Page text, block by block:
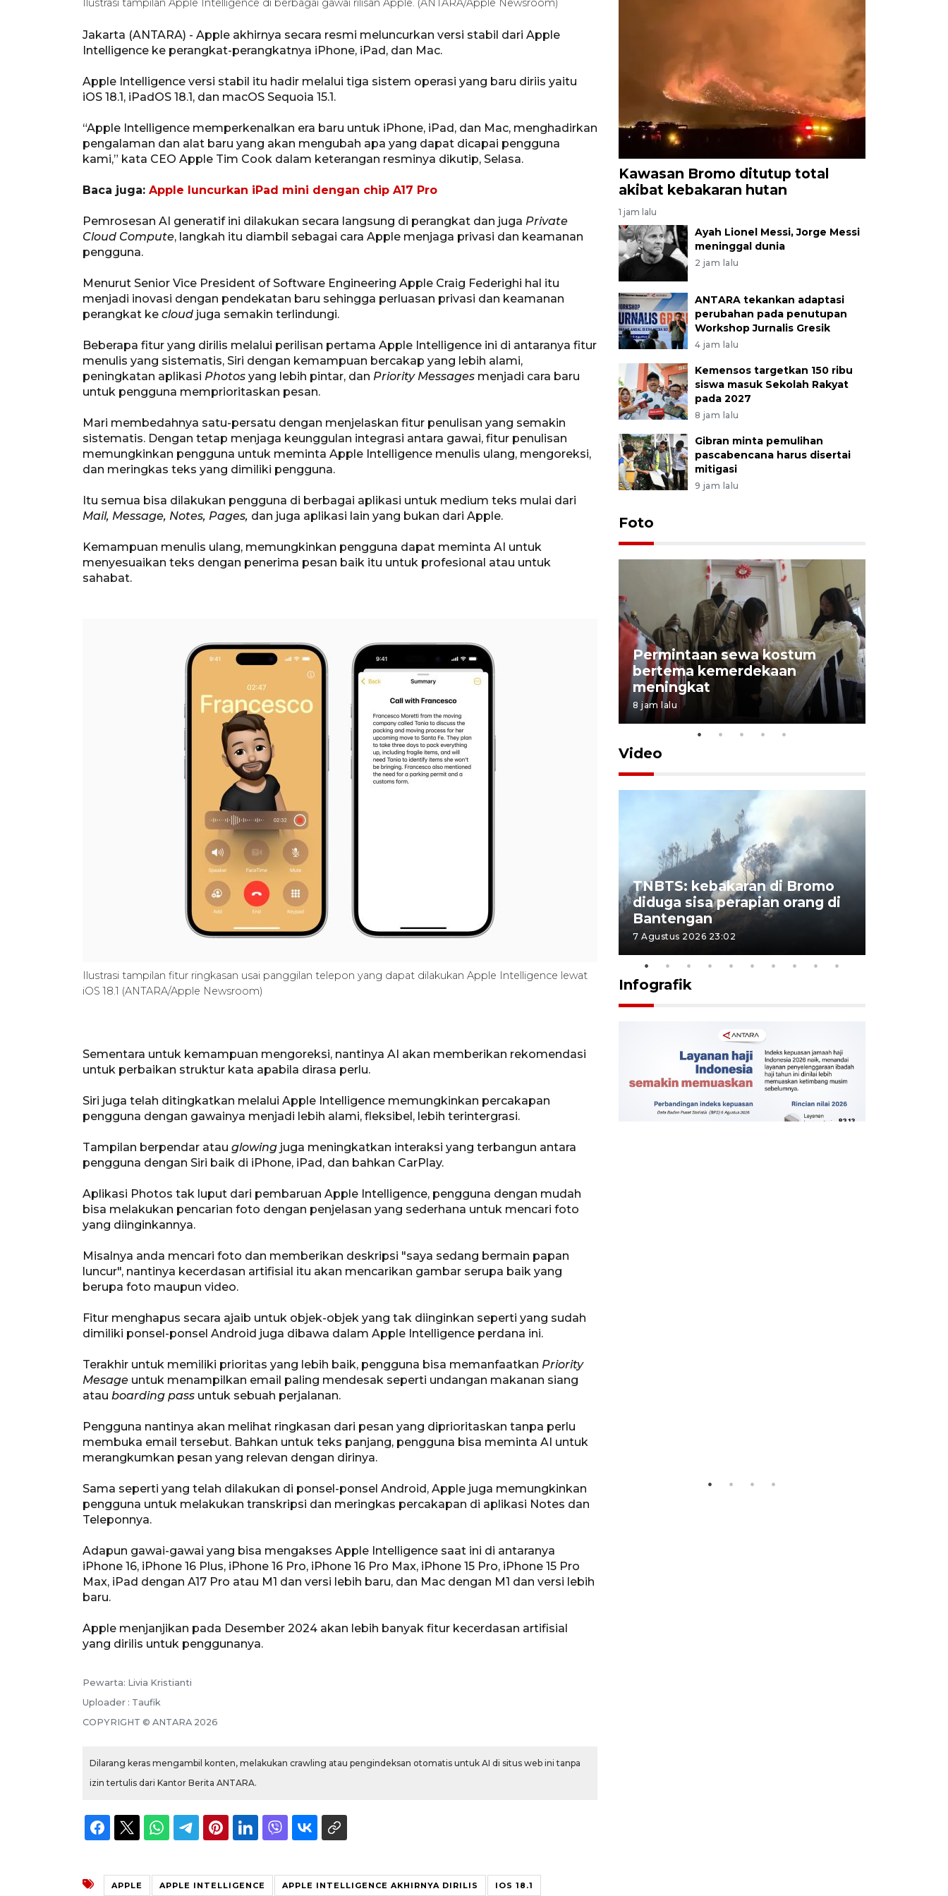
Ilustrasi tampilan Apple Intelligence di berbagai gawai rilisan Apple. (ANTARA/Apple Newsroom)
Jakarta (ANTARA) - Apple akhirnya secara resmi meluncurkan versi stabil dari Apple
Intelligence ke perangkat-perangkatnya iPhone, iPad, dan Mac.
Apple Intelligence versi stabil itu hadir melalui tiga sistem operasi yang baru diriis yaitu
iOS 18.1, iPadOS 18.1, dan macOS Sequoia 15.1.
“Apple Intelligence memperkenalkan era baru untuk iPhone, iPad, dan Mac, menghadirkan
pengalaman dan alat baru yang akan mengubah apa yang dapat dicapai pengguna
kami,” kata CEO Apple Tim Cook dalam keterangan resminya dikutip, Selasa.
Baca juga: Apple luncurkan iPad mini dengan chip A17 Pro
Pemrosesan AI generatif ini dilakukan secara langsung di perangkat dan juga Private
Cloud Compute, langkah itu diambil sebagai cara Apple menjaga privasi dan keamanan
pengguna.
Menurut Senior Vice President of Software Engineering Apple Craig Federighi hal itu
menjadi inovasi dengan pendekatan baru sehingga perluasan privasi dan keamanan
perangkat ke cloud juga semakin terlindungi.
Beberapa fitur yang dirilis melalui perilisan pertama Apple Intelligence ini di antaranya fitur
menulis yang sistematis, Siri dengan kemampuan bercakap yang lebih alami,
peningkatan aplikasi Photos yang lebih pintar, dan Priority Messages menjadi cara baru
untuk pengguna memprioritaskan pesan.
Mari membedahnya satu-persatu dengan menjelaskan fitur penulisan yang semakin
sistematis. Dengan tetap menjaga keunggulan integrasi antara gawai, fitur penulisan
memungkinkan pengguna untuk meminta Apple Intelligence menulis ulang, mengoreksi,
dan meringkas teks yang dimiliki pengguna.
Itu semua bisa dilakukan pengguna di berbagai aplikasi untuk medium teks mulai dari
Mail, Message, Notes, Pages, dan juga aplikasi lain yang bukan dari Apple.
Kemampuan menulis ulang, memungkinkan pengguna dapat meminta AI untuk
menyesuaikan teks dengan penerima pesan baik itu untuk profesional atau untuk
sahabat.
Ilustrasi tampilan fitur ringkasan usai panggilan telepon yang dapat dilakukan Apple Intelligence lewat
iOS 18.1 (ANTARA/Apple Newsroom)
Sementara untuk kemampuan mengoreksi, nantinya AI akan memberikan rekomendasi
untuk perbaikan struktur kata apabila dirasa perlu.
Siri juga telah ditingkatkan melalui Apple Intelligence memungkinkan percakapan
pengguna dengan gawainya menjadi lebih alami, fleksibel, lebih terintergrasi.
Tampilan berpendar atau glowing juga meningkatkan interaksi yang terbangun antara
pengguna dengan Siri baik di iPhone, iPad, dan bahkan CarPlay.
Aplikasi Photos tak luput dari pembaruan Apple Intelligence, pengguna dengan mudah
bisa melakukan pencarian foto dengan penjelasan yang sederhana untuk mencari foto
yang diinginkannya.
Misalnya anda mencari foto dan memberikan deskripsi "saya sedang bermain papan
luncur", nantinya kecerdasan artifisial itu akan mencarikan gambar serupa baik yang
berupa foto maupun video.
Fitur menghapus secara ajaib untuk objek-objek yang tak diinginkan seperti yang sudah
dimiliki ponsel-ponsel Android juga dibawa dalam Apple Intelligence perdana ini.
Terakhir untuk memiliki prioritas yang lebih baik, pengguna bisa memanfaatkan Priority
Mesage untuk menampilkan email paling mendesak seperti undangan makanan siang
atau boarding pass untuk sebuah perjalanan.
Pengguna nantinya akan melihat ringkasan dari pesan yang diprioritaskan tanpa perlu
membuka email tersebut. Bahkan untuk teks panjang, pengguna bisa meminta AI untuk
merangkumkan pesan yang relevan dengan dirinya.
Sama seperti yang telah dilakukan di ponsel-ponsel Android, Apple juga memungkinkan
pengguna untuk melakukan transkripsi dan meringkas percakapan di aplikasi Notes dan
Teleponnya.
Adapun gawai-gawai yang bisa mengakses Apple Intelligence saat ini di antaranya
iPhone 16, iPhone 16 Plus, iPhone 16 Pro, iPhone 16 Pro Max, iPhone 15 Pro, iPhone 15 Pro
Max, iPad dengan A17 Pro atau M1 dan versi lebih baru, dan Mac dengan M1 dan versi lebih
baru.
Apple menjanjikan pada Desember 2024 akan lebih banyak fitur kecerdasan artifisial
yang dirilis untuk penggunanya.
Pewarta: Livia Kristianti
Uploader : Taufik
COPYRIGHT © ANTARA 2026
Dilarang keras mengambil konten, melakukan crawling atau pengindeksan otomatis untuk AI di situs web ini tanpa
izin tertulis dari Kantor Berita ANTARA.
APPLE APPLE INTELLIGENCE APPLE INTELLIGENCE AKHIRNYA DIRILIS IOS 18.1
Kawasan Bromo ditutup total
akibat kebakaran hutan
1 jam lalu
Ayah Lionel Messi, Jorge Messi
meninggal dunia
2 jam lalu
ANTARA tekankan adaptasi
perubahan pada penutupan
Workshop Jurnalis Gresik
4 jam lalu
Kemensos targetkan 150 ribu
siswa masuk Sekolah Rakyat
pada 2027
8 jam lalu
Gibran minta pemulihan
pascabencana harus disertai
mitigasi
9 jam lalu
Foto
Penguatan struktur jembatan
Niyama Tulungagung
7 Agustus 2026 14:36
Permintaan sewa kostum
bertema kemerdekaan
meningkat
8 jam lalu
Video
kebakaran Bromo
6 Agustus 2026 18:23
TNBTS: kebakaran di Bromo
diduga sisa perapian orang di
Bantengan
7 Agustus 2026 23:02
Infografik
160 ribu sambungan baru
jaringan gas 2026